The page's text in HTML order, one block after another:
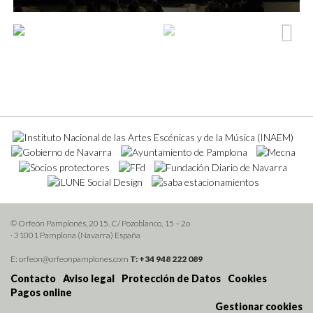
© Orfeón Pamplonés, 2015. C/ Pozoblanco, 15 – 2o
· 31001 Pamplona (Navarra) España
E: orfeon@orfeonpamplones.com T: +34 948 222 089
Contacto Aviso legal Protección de Datos
Cookies
Pagos online
Gestionar cookies